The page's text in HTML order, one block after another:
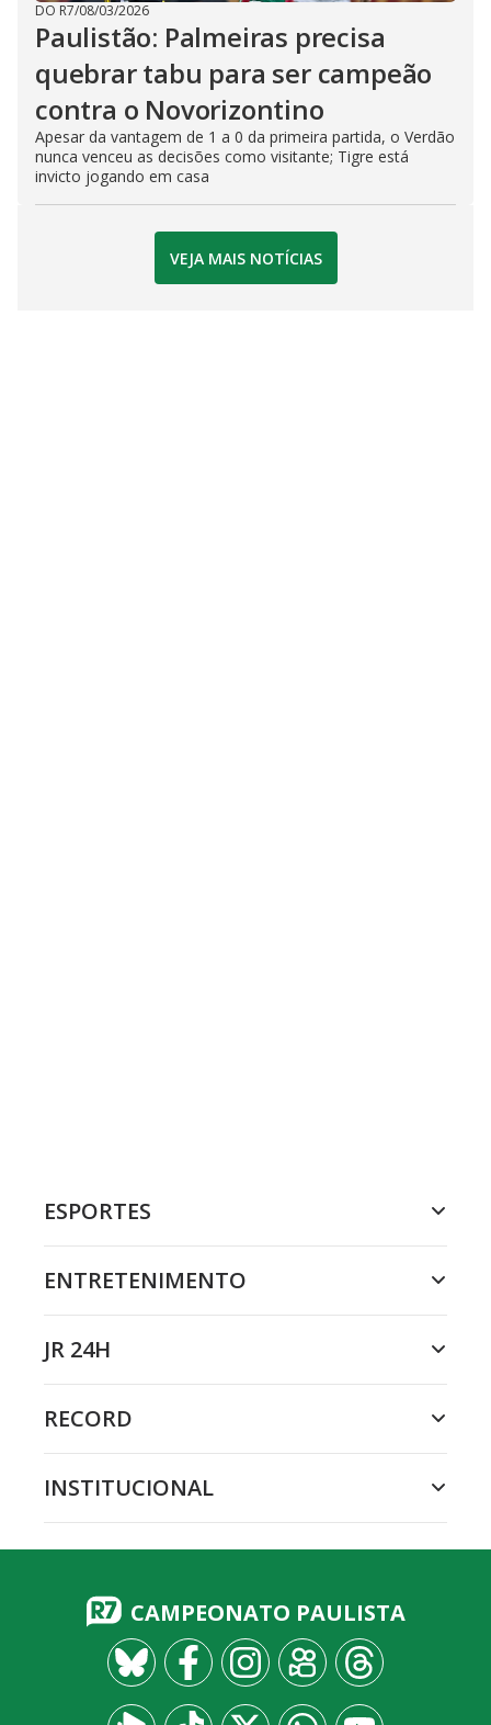
DO R7/08/03/2026
Paulistão: Palmeiras precisa
quebrar tabu para ser campeão
contra o Novorizontino
Apesar da vantagem de 1 a 0 da primeira partida, o Verdão
nunca venceu as decisões como visitante; Tigre está
invicto jogando em casa
VEJA MAIS NOTÍCIAS
ESPORTES
ENTRETENIMENTO
JR 24H
RECORD
INSTITUCIONAL
CAMPEONATO PAULISTA